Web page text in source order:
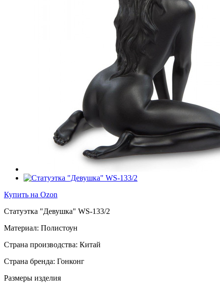
Купить на Ozon
Статуэтка "Девушка" WS-133/2
Материал: Полистоун
Страна производства: Китай
Страна бренда: Гонконг
Размеры изделия